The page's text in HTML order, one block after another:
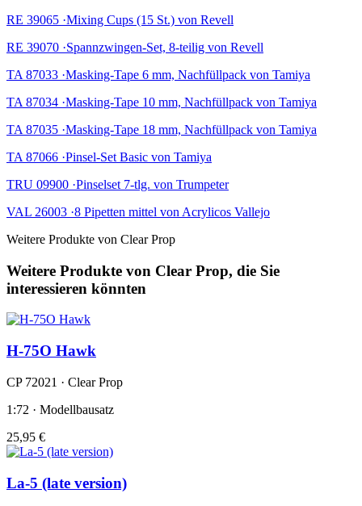
RE 39065 ·Mixing Cups (15 St.) von Revell
RE 39070 ·Spannzwingen-Set, 8-teilig von Revell
TA 87033 ·Masking-Tape 6 mm, Nachfüllpack von Tamiya
TA 87034 ·Masking-Tape 10 mm, Nachfüllpack von Tamiya
TA 87035 ·Masking-Tape 18 mm, Nachfüllpack von Tamiya
TA 87066 ·Pinsel-Set Basic von Tamiya
TRU 09900 ·Pinselset 7-tlg. von Trumpeter
VAL 26003 ·8 Pipetten mittel von Acrylicos Vallejo
Weitere Produkte von Clear Prop
Weitere Produkte von Clear Prop, die Sie
interessieren könnten
H-75O Hawk
CP 72021 · Clear Prop
1:72 · Modellbausatz
25,95 €
La-5 (late version)